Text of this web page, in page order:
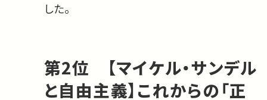
した。
第2位 【マイケル・サンデル
と自由主義】これからの「正